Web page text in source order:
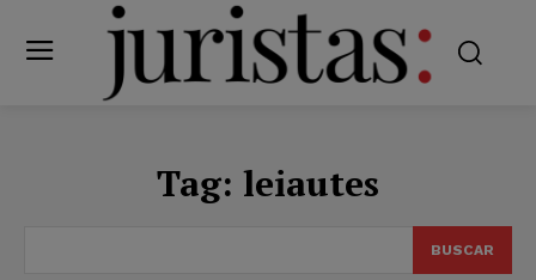
Tag: leiautes
BUSCAR